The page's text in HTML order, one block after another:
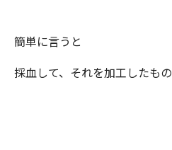
簡単に言うと
採血して、それを加工したも